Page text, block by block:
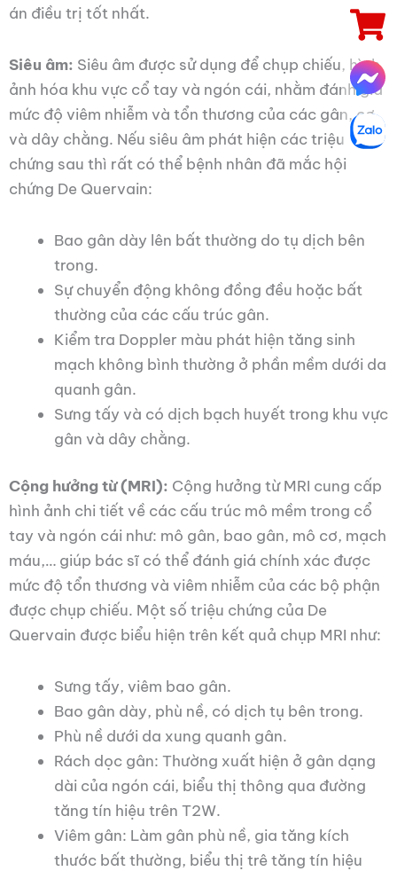
án điều trị tốt nhất.
Siêu âm: Siêu âm được sử dụng để chụp chiếu, hình
ảnh hóa khu vực cổ tay và ngón cái, nhằm đánh giá
mức độ viêm nhiễm và tổn thương của các gân, cơ
và dây chằng. Nếu siêu âm phát hiện các triệu
chứng sau thì rất có thể bệnh nhân đã mắc hội
chứng De Quervain:
Bao gân dày lên bất thường do tụ dịch bên
trong.
Sự chuyển động không đồng đều hoặc bất
thường của các cấu trúc gân.
Kiểm tra Doppler màu phát hiện tăng sinh
mạch không bình thường ở phần mềm dưới da
quanh gân.
Sưng tấy và có dịch bạch huyết trong khu vực
gân và dây chằng.
Cộng hưởng từ (MRI): Cộng hưởng từ MRI cung cấp
hình ảnh chi tiết về các cấu trúc mô mềm trong cổ
tay và ngón cái như: mô gân, bao gân, mô cơ, mạch
máu,… giúp bác sĩ có thể đánh giá chính xác được
mức độ tổn thương và viêm nhiễm của các bộ phận
được chụp chiếu. Một số triệu chứng của De
Quervain được biểu hiện trên kết quả chụp MRI như:
Sưng tấy, viêm bao gân.
Bao gân dày, phù nề, có dịch tụ bên trong.
Phù nề dưới da xung quanh gân.
Rách dọc gân: Thường xuất hiện ở gân dạng
dài của ngón cái, biểu thị thông qua đường
tăng tín hiệu trên T2W.
Viêm gân: Làm gân phù nề, gia tăng kích
thước bất thường, biểu thị trê tăng tín hiệu